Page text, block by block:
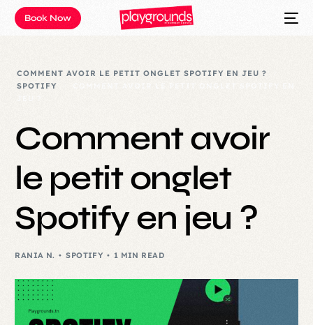
Book Now
COMMENT AVOIR LE PETIT ONGLET SPOTIFY EN JEU ?
SPOTIFY
Comment avoir
le petit onglet
Spotify en jeu ?
RANIA N. SPOTIFY 1 MIN READ